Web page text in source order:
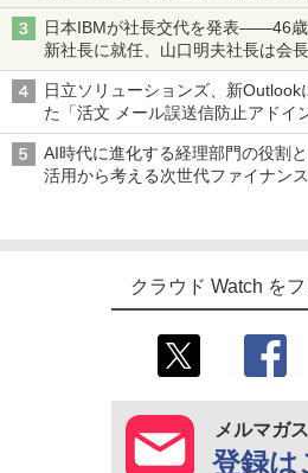
日本IBMが社長交代を発表――46
新社長に就任、山口明夫社長は会
日立ソリューションズ、新
た「活文 メール誤送信防止アドイ
AI時代に進化する経理部門の役割
活用から考える次世代ファイナン
クラウド Watch を
メルマガ
登録は